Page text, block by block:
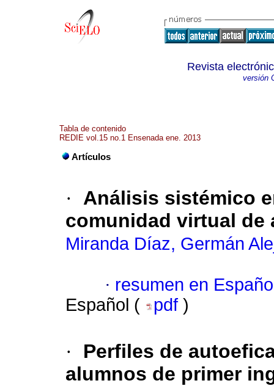
Revista
versión
Tabla de contenido
REDIE vol.15 no.1 Ensenada ene. 2013
Artículos
·
Análisis sistémico
comunidad virtual de
Miranda Díaz, Germán
· resumen en
Español (
pdf )
·
Perfiles de
alumnos de primer